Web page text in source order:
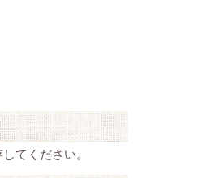
てください。